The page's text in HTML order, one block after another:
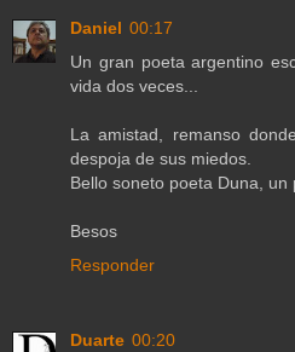
Daniel 00:17
Un gran poeta argentino
vida dos veces...
La amistad, remanso
despoja de sus miedos.
Bello soneto poeta Duna, un
Besos
Responder
Duarte 00:20